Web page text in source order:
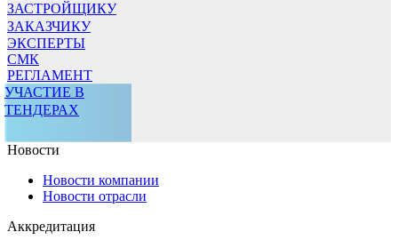
ЗАСТРОЙЩИКУ
ЗАКАЗЧИКУ
ЭКСПЕРТЫ
СМК
РЕГЛАМЕНТ
УЧАСТИЕ В
ТЕНДЕРАХ
Новости
Новости компании
Новости отрасли
Аккредитация